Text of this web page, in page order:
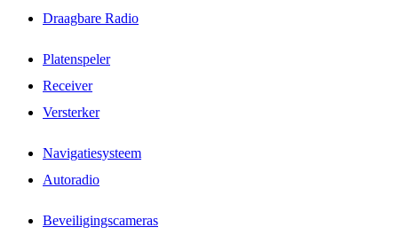
Draagbare Radio
Platenspeler
Receiver
Versterker
Navigatiesysteem
Autoradio
Beveiligingscameras